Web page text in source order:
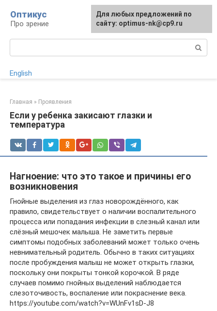
контенту
Оптикус
Про зрение
English
Главная » Проявления
Если у ребенка закисают глазки и
температура
Нагноение: что это такое и причины его
возникновения
Гнойные выделения из глаз новорождённого, как
правило, свидетельствует о наличии воспалительного
процесса или попадания инфекции в слезный канал или
слёзный мешочек малыша. Не заметить первые
симптомы подобных заболеваний может только очень
невнимательный родитель. Обычно в таких ситуациях
после пробуждения малыш не может открыть глазки,
поскольку они покрыты тонкой корочкой. В ряде
случаев помимо гнойных выделений наблюдается
слезоточивость, воспаление или покраснение века.
https://youtube.com/watch?v=WUnFv1sD-J8
Для любых предложений по
сайту: optimus-nk@cp9.ru